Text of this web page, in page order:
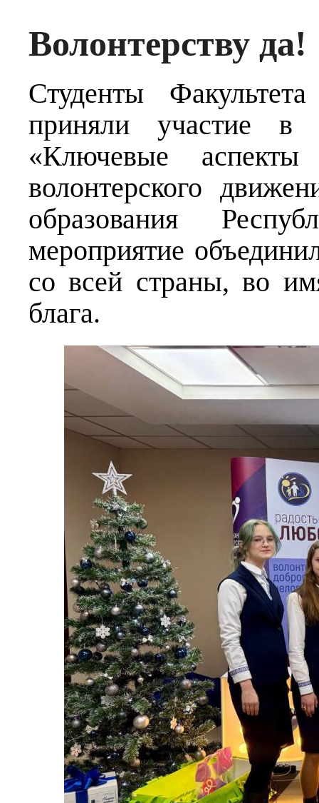
Волонтерству да!
Студенты
приняли участие в
«Ключевые
волонтерского
образования
мероприятие
со всей страны, во
блага.